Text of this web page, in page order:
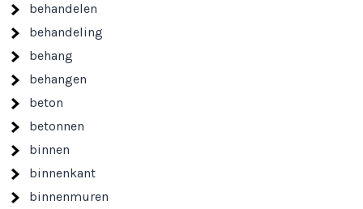
behandelen
behandeling
behang
behangen
beton
betonnen
binnen
binnenkant
binnenmuren